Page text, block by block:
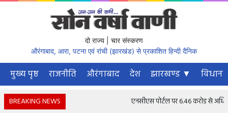
दो राज्य | चार संस्करण
औरंगाबाद, आरा, पटना एवं रांची (झारखंड) से प्रकाशित हिन्दी दैनिक
मुख्य पृष्ठ राजनीति औरंगाबाद देश झारखण्ड ▼
BREAKING NEWS एनसीएस पोर्टल पर 6.46 करोड़ से अधिक